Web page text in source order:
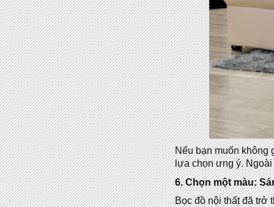
Nếu bạn muốn không
lựa chọn ưng ý.
6. Chọn một màu:
Bọc đồ nội thất đã trở